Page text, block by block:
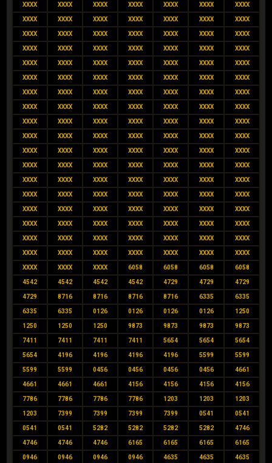
XXXX XXXX XXXX XXXX XXXX XXXX XXXX
XXXX XXXX XXXX XXXX XXXX XXXX XXXX
XXXX XXXX XXXX XXXX XXXX XXXX XXXX
XXXX XXXX XXXX XXXX XXXX XXXX XXXX
XXXX XXXX XXXX XXXX XXXX XXXX XXXX
XXXX XXXX XXXX XXXX XXXX XXXX XXXX
XXXX XXXX XXXX XXXX XXXX XXXX XXXX
XXXX XXXX XXXX XXXX XXXX XXXX XXXX
XXXX XXXX XXXX XXXX XXXX XXXX XXXX
XXXX XXXX XXXX XXXX XXXX XXXX XXXX
XXXX XXXX XXXX XXXX XXXX XXXX XXXX
XXXX XXXX XXXX XXXX XXXX XXXX XXXX
XXXX XXXX XXXX XXXX XXXX XXXX XXXX
XXXX XXXX XXXX XXXX XXXX XXXX XXXX
XXXX XXXX XXXX XXXX XXXX XXXX XXXX
XXXX XXXX XXXX XXXX XXXX XXXX XXXX
XXXX XXXX XXXX XXXX XXXX XXXX XXXX
XXXX XXXX XXXX XXXX XXXX XXXX XXXX
XXXX XXXX XXXX 6058 6058 6058 6058
4542 4542 4542 4542 4729 4729 4729
4729 8716 8716 8716 8716 6335 6335
6335 6335 0126 0126 0126 0126 1250
1250 1250 1250 9873 9873 9873 9873
7411 7411 7411 7411 5654 5654 5654
5654 4196 4196 4196 4196 5599 5599
5599 5599 0456 0456 0456 0456 4661
4661 4661 4661 4156 4156 4156 4156
7786 7786 7786 7786 1203 1203 1203
1203 7399 7399 7399 7399 0541 0541
0541 0541 5282 5282 5282 5282 4746
4746 4746 4746 6165 6165 6165 6165
0946 0946 0946 0946 4635 4635 4635